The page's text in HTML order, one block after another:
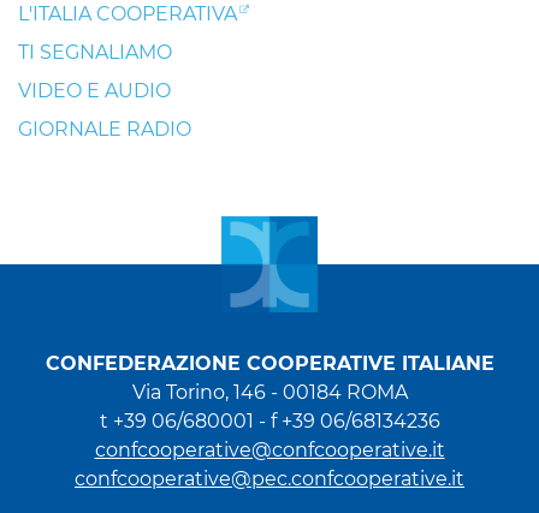
L'ITALIA COOPERATIVA
TI SEGNALIAMO
VIDEO E AUDIO
GIORNALE RADIO
CONFEDERAZIONE COOPERATIVE ITALIANE
Via Torino, 146 - 00184 ROMA
t +39 06/680001 - f +39 06/68134236
confcooperative@confcooperative.it
confcooperative@pec.confcooperative.it